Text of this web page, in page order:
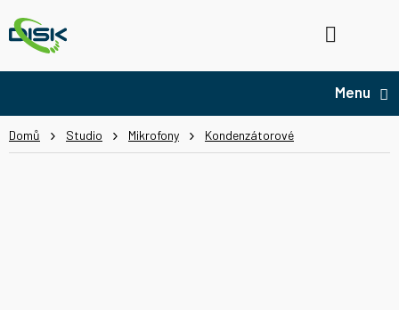
na
obsah
Domů Studio Mikrofony Kondenzátorové